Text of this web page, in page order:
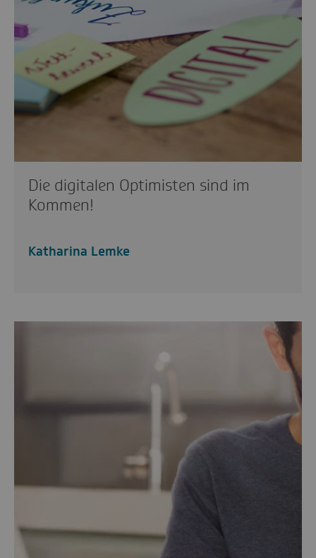
Die digitalen Optimisten sind im
Kommen!
Katharina Lemke